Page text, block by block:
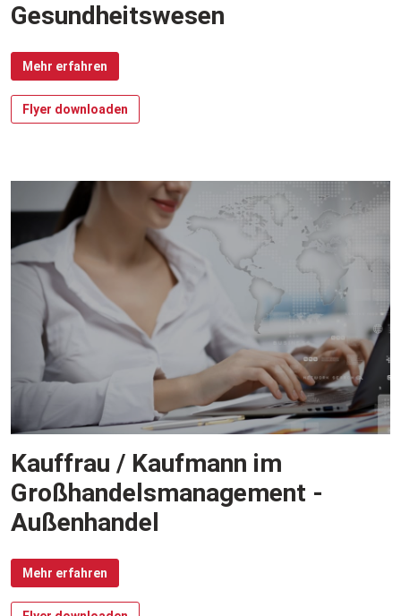
Gesundheitswesen
Mehr erfahren
Flyer downloaden
Kauffrau / Kaufmann im
Großhandelsmanagement -
Außenhandel
Mehr erfahren